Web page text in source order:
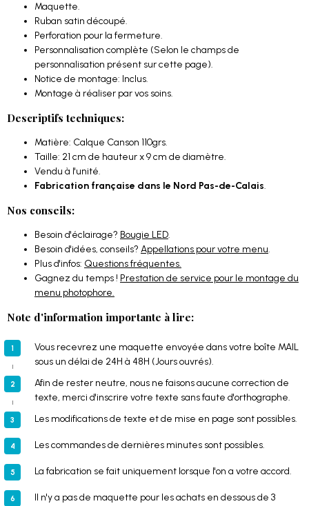
Maquette.
Ruban satin découpé.
Perforation pour la fermeture.
Personnalisation complète (Selon le champs de
personnalisation présent sur cette page).
Notice de montage: Inclus.
Montage à réaliser par vos soins.
Descriptifs techniques:
Matière: Calque Canson 110grs.
Taille: 21 cm de hauteur x 9 cm de diamètre.
Vendu à l'unité.
Fabrication française dans le Nord Pas-de-Calais.
Nos conseils:
Besoin d'éclairage? Bougie LED.
Besoin d'idées, conseils? Appellations pour votre menu.
Plus d'infos: Questions fréquentes.
Gagnez du temps ! Prestation de service pour le montage du
menu photophore.
Note d'information importante à lire:
Vous recevrez une maquette envoyée dans votre boîte MAIL
sous un délai de 24H à 48H (Jours ouvrés).
Afin de rester neutre, nous ne faisons aucune correction de
texte, merci d'inscrire votre texte sans faute d'orthographe.
Les modifications de texte et de mise en page sont possibles.
Les commandes de dernières minutes sont possibles.
La fabrication se fait uniquement lorsque l'on a votre accord.
Il n'y a pas de maquette pour les achats en dessous de 3